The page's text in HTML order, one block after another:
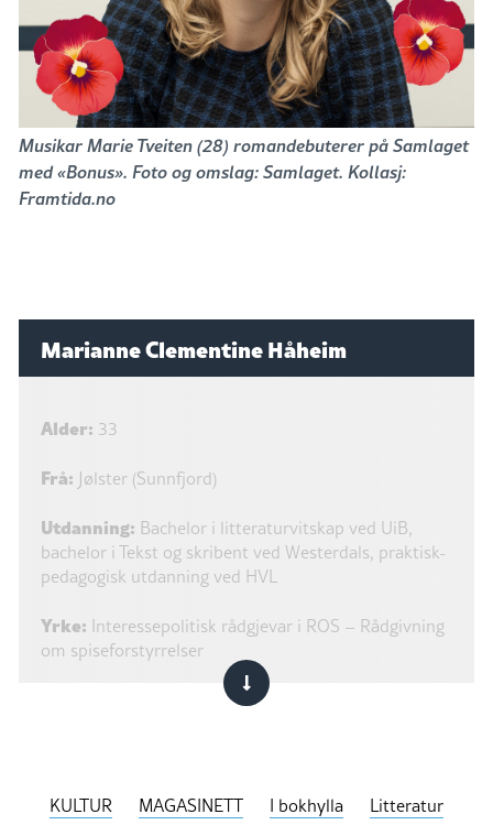
Musikar Marie Tveiten (28) romandebuterer på Samlaget
med «Bonus». Foto og omslag: Samlaget. Kollasj:
Framtida.no
Marianne Clementine Håheim
Alder: 33
Frå: Jølster (Sunnfjord)
Utdanning: Bachelor i litteraturvitskap ved UiB,
bachelor i Tekst og skribent ved Westerdals, praktisk-
pedagogisk utdanning ved HVL
Yrke: Interessepolitisk rådgjevar i ROS – Rådgivning
om spiseforstyrrelser
Tal på lesne bøker i året:Eg har alltid ei bok med
KULTUR MAGASINETT I bokhylla Litteratur